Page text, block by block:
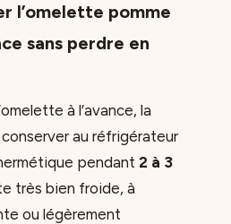
l’omelette pomme
sans perdre en
à l’avance, la
au réfrigérateur
pendant 2 à 3
très bien froide, à
ou légèrement